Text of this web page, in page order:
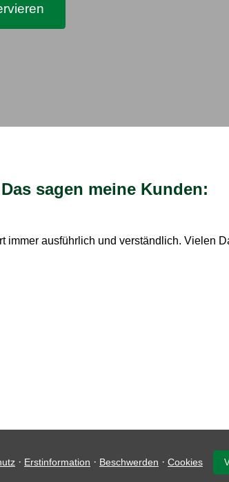
Das sagen meine Kunden:
immer ausführlich und verständlich. Vielen
· Erstinformation · Beschwerden · Cookies